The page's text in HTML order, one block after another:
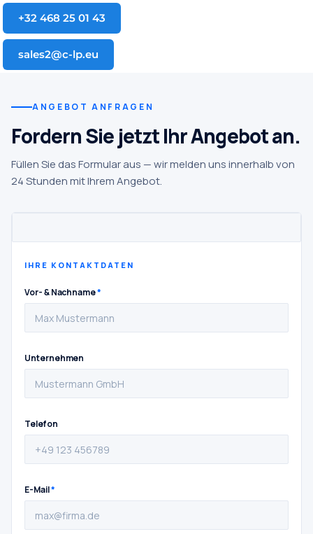
+32 468 25 01 43
sales2@c-lp.eu
ANGEBOT ANFRAGEN
Fordern Sie jetzt Ihr Angebot an.
Füllen Sie das Formular aus — wir melden uns innerhalb von
24 Stunden mit Ihrem Angebot.
IHRE KONTAKTDATEN
Vor- & Nachname*
Unternehmen
Telefon
E-Mail*